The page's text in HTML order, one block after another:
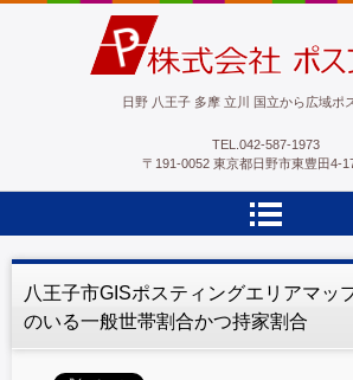
ポスプロ|GPSポスティン
日野 八王子 多摩 立川 国立から広域ポ
TEL. 042-587-1973
〒191-0052 東京都日野市東豊田4-
八王子市GISポスティングエリアマ
のいる一般世帯割合かつ持家割合